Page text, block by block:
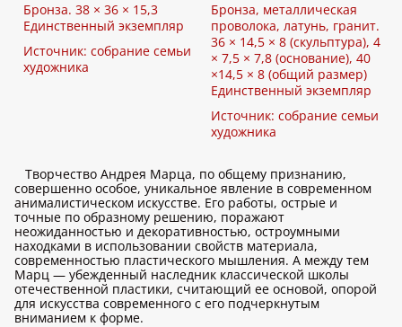
Бронза. 38 × 36 × 15,3
Единственный экземпляр
Источник: собрание семьи
художника
Бронза, металлическая
проволока, латунь, гранит.
36 × 14,5 × 8 (скульптура), 4
× 7,5 × 7,8 (основание), 40
×14,5 × 8 (общий размер)
Единственный экземпляр
Источник: собрание семьи
художника
Творчество Андрея Марца, по общему признанию,
совершенно особое, уникальное явление в современном
анималистическом искусстве. Его работы, острые и
точные по образному решению, поражают
неожиданностью и декоративностью, остроумными
находками в использовании свойств материала,
современностью пластического мышления. А между тем
Марц — убежденный наследник классической школы
отечественной пластики, считающий ее основой, опорой
для искусства современного с его подчеркнутым
вниманием к форме.